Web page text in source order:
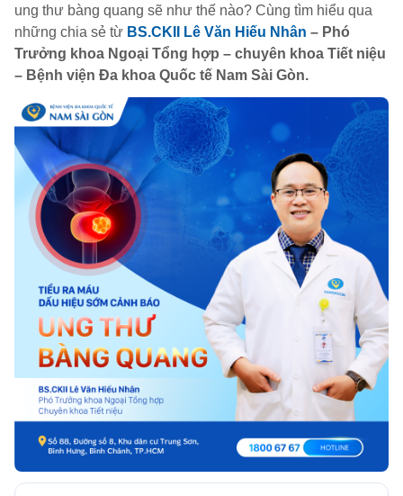
ung thư bàng quang sẽ như thế nào? Cùng tìm hiểu qua
những chia sẻ từ BS.CKII Lê Văn Hiếu Nhân – Phó
Trưởng khoa Ngoại Tổng hợp – chuyên khoa Tiết niệu
– Bệnh viện Đa khoa Quốc tế Nam Sài Gòn.